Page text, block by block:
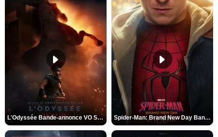
L'Odyssée Bande-annonce VO STFR Spider-Man: Brand New Day Bande-annonce VO STFR